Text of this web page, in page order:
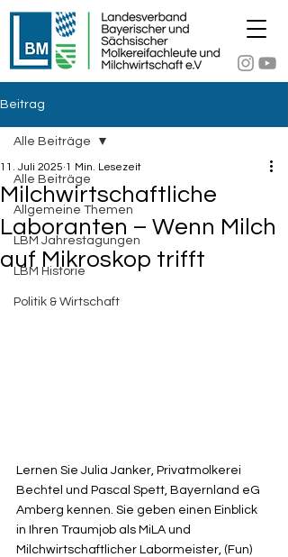
Beitrag
Alle Beiträge
Allgemeine Themen
LBM Jahrestagungen
LBM Historie
Politik & Wirtschaft
Alle Beiträge
Milchwirtschaftliche
Laboranten – Wenn Milch
auf Mikroskop trifft
11. Juli 2025 1 Min. Lesezeit
Lernen Sie Julia Janker, Privatmolkerei
Bechtel und Pascal Spett, Bayernland eG
Amberg kennen. Sie geben einen Einblick
in Ihren Traumjob als MiLA und
Milchwirtschaftlicher Labormeister, (Fun)